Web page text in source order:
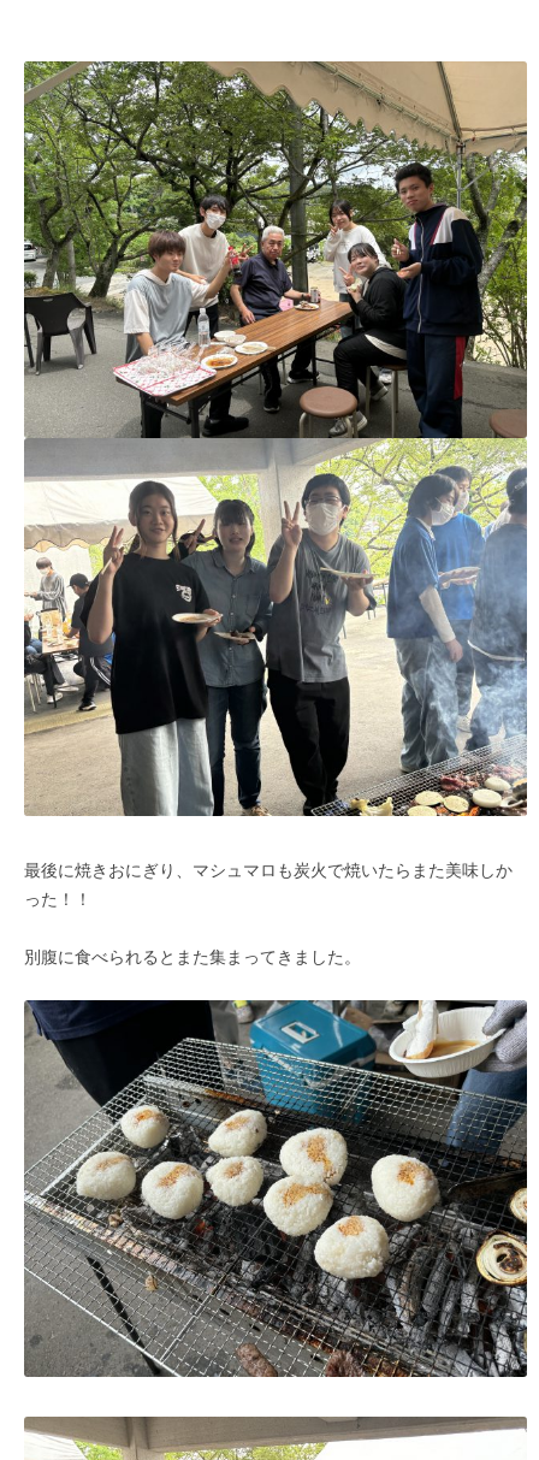
最後に焼きおにぎり、マシュマロも炭火で焼いたらまた美味しか
った！！
別腹に食べられるとまた集まってきました。